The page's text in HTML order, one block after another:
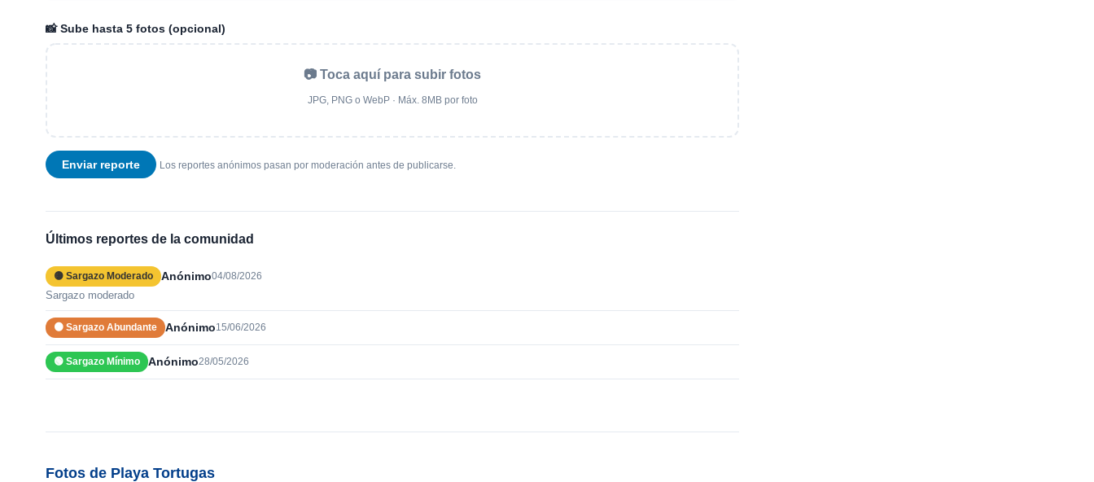
📸 Sube hasta 5 fotos (opcional)
📷 Toca aquí para subir fotos
JPG, PNG o WebP · Máx. 8MB por foto
Enviar reporte Los reportes anónimos pasan por moderación antes de publicarse.
Últimos reportes de la comunidad
🟡 Sargazo Moderado Anónimo04/08/2026
Sargazo moderado
🟠 Sargazo Abundante Anónimo15/06/2026
🟢 Sargazo Mínimo Anónimo28/05/2026
Fotos de Playa Tortugas